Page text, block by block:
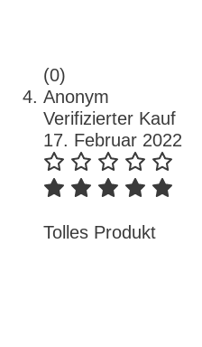
(0)
Anonym
Verifizierter Kauf
17. Februar 2022
Tolles Produkt